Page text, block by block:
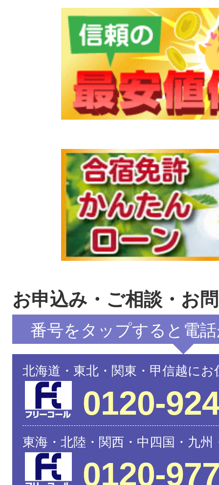
お申込み・ご相談・お
番号をタップすると電
北海道・東北・関東・甲信越に
0120-
東海・北陸・関西・中四国・九
0120-